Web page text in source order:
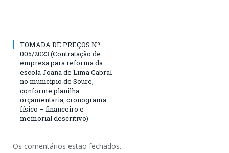
TOMADA DE PREÇOS Nº
005/2023 (Contratação de
empresa para reforma da
escola Joana de Lima Cabral
no município de Soure,
conforme planilha
orçamentaria, cronograma
físico – financeiro e
memorial descritivo)
Os comentários estão fechados.